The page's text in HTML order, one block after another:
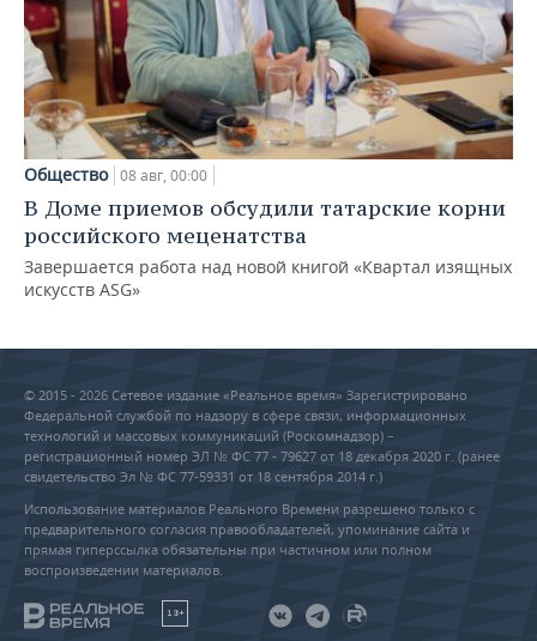
Общество 08 авг, 00:00
В Доме приемов обсудили татарские корни
российского меценатства
Завершается работа над новой книгой «Квартал изящных
искусств ASG»
© 2015 - 2026 Сетевое издание «Реальное время» Зарегистрировано
Федеральной службой по надзору в сфере связи, информационных
технологий и массовых коммуникаций (Роскомнадзор) –
регистрационный номер ЭЛ № ФС 77 - 79627 от 18 декабря 2020 г. (ранее
свидетельство Эл № ФС 77-59331 от 18 сентября 2014 г.)
Использование материалов Реального Времени разрешено только с
предварительного согласия правообладателей, упоминание сайта и
прямая гиперссылка обязательны при частичном или полном
воспроизведении материалов.
18+